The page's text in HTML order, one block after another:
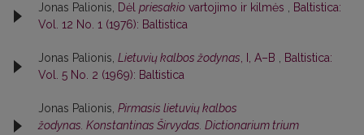
Jonas Palionis, Dėl priesakio vartojimo ir kilmės
Baltistica:
Vol. 12 No. 1 (1976): Baltistica
Jonas Palionis, Lietuvių kalbos žodynas , I, A–B
Baltistica:
Vol. 5 No. 2 (1969): Baltistica
Jonas Palionis, Pirmasis lietuvių kalbos
žodynas. Konstantinas Širvydas. Dictionarium trium